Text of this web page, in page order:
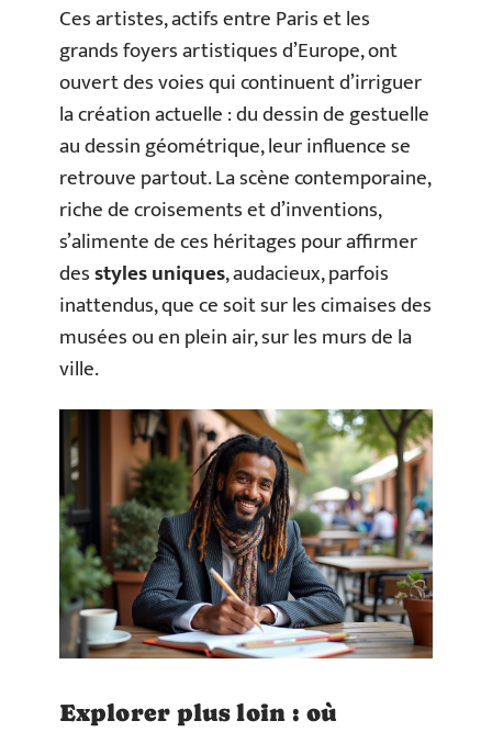
Ces artistes, actifs entre Paris et les
grands foyers artistiques d’Europe, ont
ouvert des voies qui continuent d’irriguer
la création actuelle : du dessin de gestuelle
au dessin géométrique, leur influence se
retrouve partout. La scène contemporaine,
riche de croisements et d’inventions,
s’alimente de ces héritages pour affirmer
desstyles uniques, audacieux, parfois
inattendus, que ce soit sur les cimaises des
musées ou en plein air, sur les murs de la
ville.
Explorer plus loin : où